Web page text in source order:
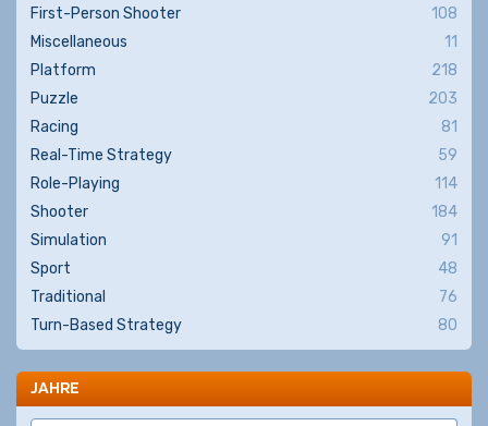
First-Person Shooter
108
Miscellaneous
11
Platform
218
Puzzle
203
Racing
81
Real-Time Strategy
59
Role-Playing
114
Shooter
184
Simulation
91
Sport
48
Traditional
76
Turn-Based Strategy
80
JAHRE